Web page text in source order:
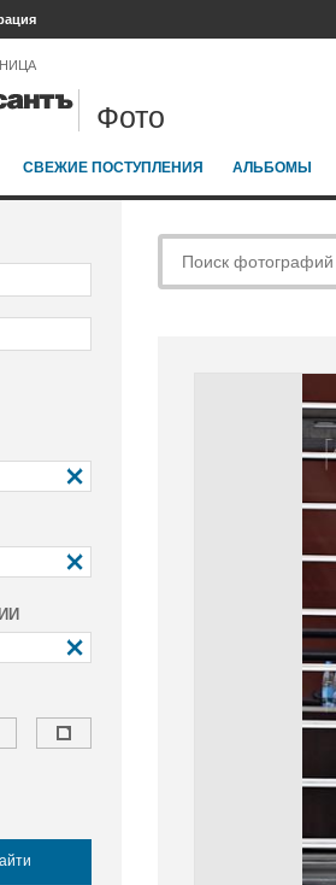
Фото
СВЕЖИЕ ПОСТУПЛЕНИЯ АЛЬБОМЫ
и отдых